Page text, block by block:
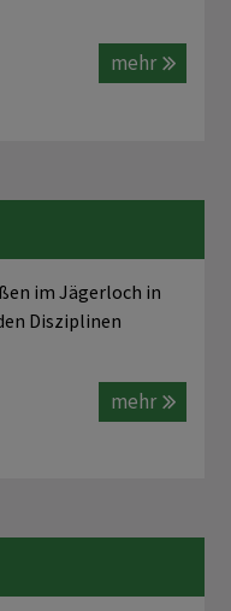
mehr
im Jägerloch in
Disziplinen
mehr